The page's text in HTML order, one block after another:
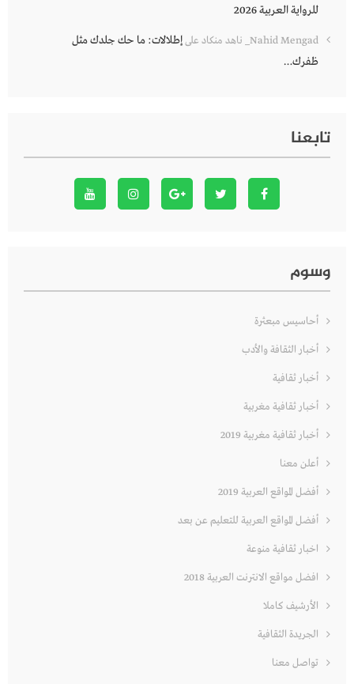
للرواية العربية 2026
Nahid Mengad_ ناهد منكاد علىإطلالات: ما حك جلدك مثل
ظفرك…
تابعنا
وسوم
أحاسيس مبعثرة
أخبار الثقافة والأدب
أخبار ثقافية
أخبار ثقافية مغربية
أخبار ثقافية مغربية 2019
أعلن معنا
أفضل المواقع العربية 2019
أفضل المواقع العربية للتعليم عن بعد
اخبار ثقافية منوعة
افضل مواقع الانترنت العربية 2018
الأرشيف كاملا
الجريدة الثقافية
تواصل معنا